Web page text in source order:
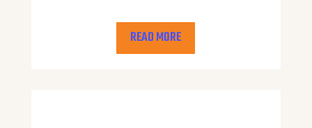
READ MORE